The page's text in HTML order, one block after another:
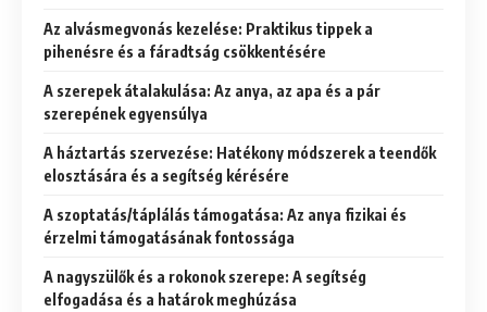
Az alvásmegvonás kezelése: Praktikus tippek a
pihenésre és a fáradtság csökkentésére
A szerepek átalakulása: Az anya, az apa és a pár
szerepének egyensúlya
A háztartás szervezése: Hatékony módszerek a teendők
elosztására és a segítség kérésére
A szoptatás/táplálás támogatása: Az anya fizikai és
érzelmi támogatásának fontossága
A nagyszülők és a rokonok szerepe: A segítség
elfogadása és a határok meghúzása